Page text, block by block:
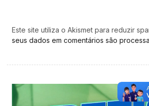
Este site utiliza o Akismet para reduzir
seus dados em comentários são